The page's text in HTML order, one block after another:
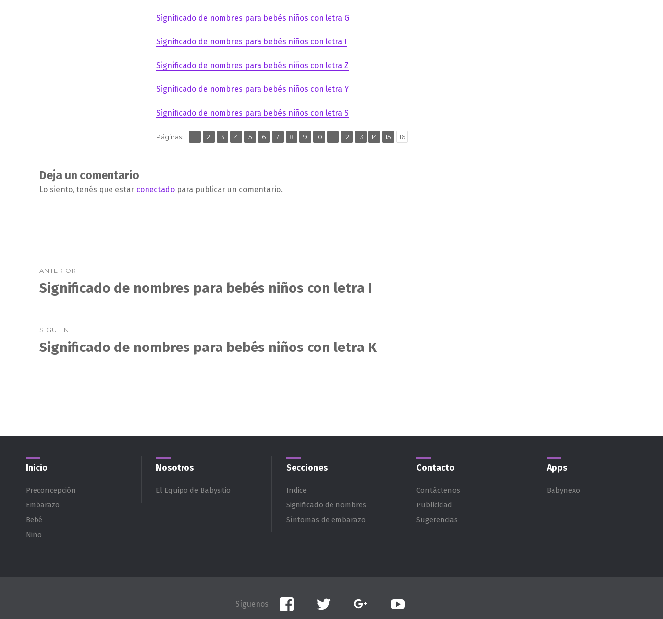
Significado de nombres para bebés niños con letra G
Significado de nombres para bebés niños con letra I
Significado de nombres para bebés niños con letra Z
Significado de nombres para bebés niños con letra Y
Significado de nombres para bebés niños con letra S
Páginas: Página
1 ,
Página
2 ,
Página
3 ,
Página
4 ,
Página
5 ,Página
6 ,
Página
7 ,
Página
8 ,
Página
9 ,
Página
10 ,
Página
11 ,
Página
12 ,
Página
13 ,
Página
14 ,
Página
15 ,
Página
16
Deja un comentario
Lo siento, tenés que estar conectado para publicar un comentario.
de
ANTERIOR
Entrada
Significado de nombres para bebés niños con letra I
SIGUIENTE
Entrada
Significado de nombres para bebés niños con letra K
Inicio
Preconcepción
Embarazo
Bebé
Niño
Nosotros
El Equipo de Babysitio
Secciones
Indice
Significado de nombres
Síntomas de embarazo
Contacto
Contáctenos
Publicidad
Sugerencias
Apps
Babynexo
Facebook Twitter Google+